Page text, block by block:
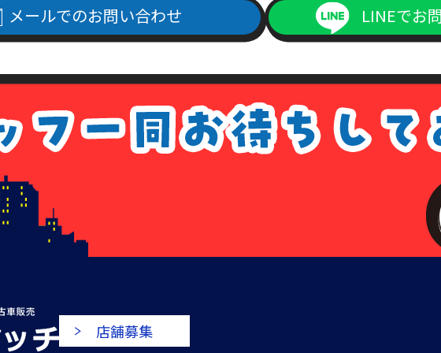
手続き方法
紙
に必要事項をご記入の上、上記本人確認書類の(1)～(4)のいずれかの写しを添付の上
請用紙は、こちらよりダウンロード出来ます）
申請書
削除請求書
て
を頂いた場合、1回につき書留送料440円分の切手を申請書類に同封して下さい。
いる場合、及び手数料が同封されていなかった場合は、その旨をご連絡させて頂きま
合につきましては、各種請求はなかったものとして処理させて頂きますので、あらか
ることが出来ない場合について
用紙の記入に不備があった場合。
いた内容が当社で保有している個人データに該当しない場合。
メールでのお問い合わせ LINEでお
店舗募集